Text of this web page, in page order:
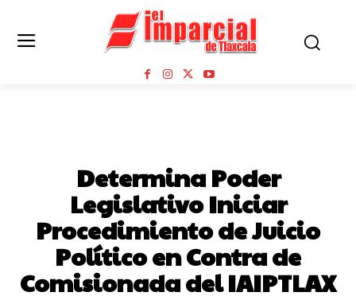
Determina Poder
Legislativo Iniciar
Procedimiento de Juicio
Político en Contra de
Comisionada del IAIPTLAX